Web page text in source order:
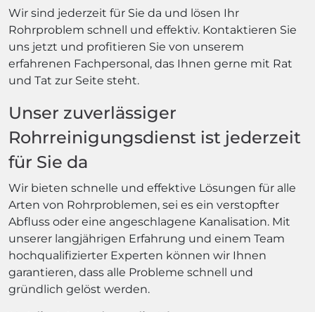
Wir sind jederzeit für Sie da und lösen Ihr
Rohrproblem schnell und effektiv. Kontaktieren Sie
uns jetzt und profitieren Sie von unserem
erfahrenen Fachpersonal, das Ihnen gerne mit Rat
und Tat zur Seite steht.
Unser zuverlässiger
Rohrreinigungsdienst ist jederzeit
für Sie da
Wir bieten schnelle und effektive Lösungen für alle
Arten von Rohrproblemen, sei es ein verstopfter
Abfluss oder eine angeschlagene Kanalisation. Mit
unserer langjährigen Erfahrung und einem Team
hochqualifizierter Experten können wir Ihnen
garantieren, dass alle Probleme schnell und
gründlich gelöst werden.